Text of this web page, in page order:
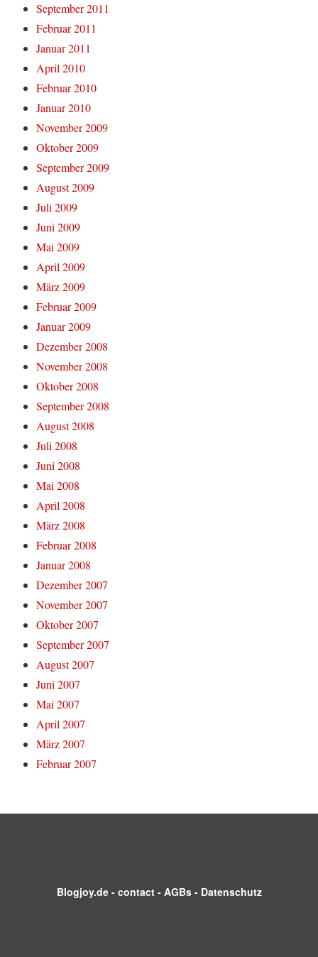
September 2011
Februar 2011
Januar 2011
April 2010
Februar 2010
Januar 2010
November 2009
Oktober 2009
September 2009
August 2009
Juli 2009
Juni 2009
Mai 2009
April 2009
März 2009
Februar 2009
Januar 2009
Dezember 2008
November 2008
Oktober 2008
September 2008
August 2008
Juli 2008
Juni 2008
Mai 2008
April 2008
März 2008
Februar 2008
Januar 2008
Dezember 2007
November 2007
Oktober 2007
September 2007
August 2007
Juni 2007
Mai 2007
April 2007
März 2007
Februar 2007
Blogjoy.de- contact- AGBs- Datenschutz